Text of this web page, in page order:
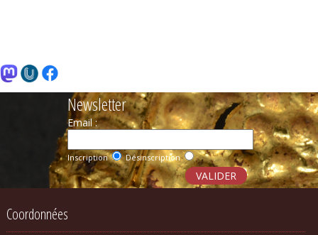
Newsletter
Email :
Inscription Désinscription
Coordonnées